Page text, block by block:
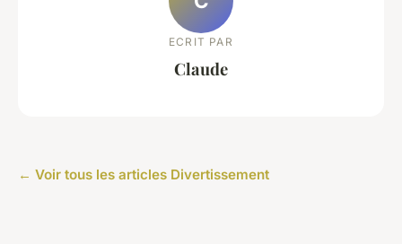
ECRIT PAR
Claude
← Voir tous les articles Divertissement